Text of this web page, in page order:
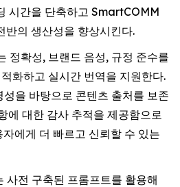
시간을 단축하고 SmartCOMM
의 생산성을 향상시킨다.
정확성, 브랜드 음성, 규정 준수를
화하고 실시간 번역을 지원한다.
을 바탕으로 콘텐츠 출처를 보존
에 대한 감사 추적을 제공함으로
에게 더 빠르고 신뢰할 수 있는
사전 구축된 프롬프트를 활용해